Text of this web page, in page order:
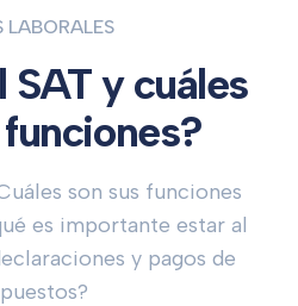
LABORALES
SAT y cuáles
son sus funciones
es importante estar al
y pagos de